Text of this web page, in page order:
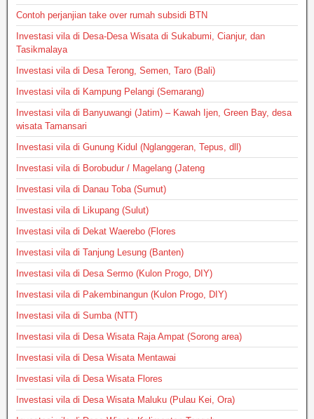
Contoh perjanjian take over rumah subsidi BTN
Investasi vila di Desa-Desa Wisata di Sukabumi, Cianjur, dan
Tasikmalaya
Investasi vila di Desa Terong, Semen, Taro (Bali)
Investasi vila di Kampung Pelangi (Semarang)
Investasi vila di Banyuwangi (Jatim) – Kawah Ijen, Green Bay, desa
wisata Tamansari
Investasi vila di Gunung Kidul (Nglanggeran, Tepus, dll)
Investasi vila di Borobudur / Magelang (Jateng
Investasi vila di Danau Toba (Sumut)
Investasi vila di Likupang (Sulut)
Investasi vila di Dekat Waerebo (Flores
Investasi vila di Tanjung Lesung (Banten)
Investasi vila di Desa Sermo (Kulon Progo, DIY)
Investasi vila di Pakembinangun (Kulon Progo, DIY)
Investasi vila di Sumba (NTT)
Investasi vila di Desa Wisata Raja Ampat (Sorong area)
Investasi vila di Desa Wisata Mentawai
Investasi vila di Desa Wisata Flores
Investasi vila di Desa Wisata Maluku (Pulau Kei, Ora)